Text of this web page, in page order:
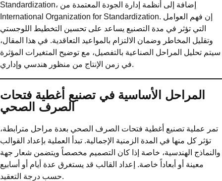
Standardization، إضافة إلى أنظمة إدارة الجودة المعتمدة من
International Organization for Standardization. إن فهم العوامل
التي تؤثر في مدة التصنيع يساعد على تحسين التخطيط اللوجستي
وتقليل المخاطر وضمان الالتزام بالمواعيد التعاقدية. في هذا المقال،
سيتم تحليل المراحل الصناعية بالتفصيل، مع توضيح المتغيرات المؤثرة
في زمن الإنتاج من منظور هندسي وإداري.
المراحل الأساسية في تصنيع أغطية فتحات
الصرف الصحي
تمر عملية تصنيع أغطية فتحات الصرف الصحي بعدة مراحل مترابطة،
تؤثر كل منها في المدة الزمنية الإجمالية. تبدأ العملية بإعداد القوالب
والنماذج الهندسية، خاصة إذا كان التصميم مخصصاً ويتضمن شعار جهة
معينة أو أبعاداً خاصة. إعداد القالب قد يستغرق عدة أيام أو أسابيع
حسب درجة التعقيد.